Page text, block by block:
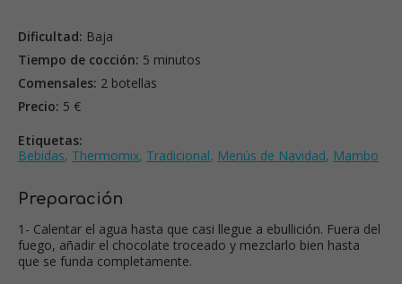
Dificultad: Baja
Tiempo de cocción: 5 minutos
Comensales: 2 botellas
Precio: 5 €
Etiquetas:
Bebidas, Thermomix, Tradicional, Menús de Navidad, Mambo
Preparación
1- Calentar el agua hasta que casi llegue a ebullición. Fuera del
fuego, añadir el chocolate troceado y mezclarlo bien hasta
que se funda completamente.